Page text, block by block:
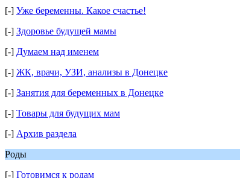
[-] Уже беременны. Какое счастье!
[-] Здоровье будущей мамы
[-] Думаем над именем
[-] ЖК, врачи, УЗИ, анализы в Донецке
[-] Занятия для беременных в Донецке
[-] Товары для будущих мам
[-] Архив раздела
Роды
[-] Готовимся к родам